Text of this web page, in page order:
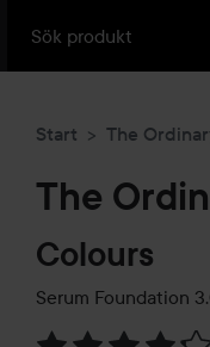
Start The
The
Colours
Serum Foundation